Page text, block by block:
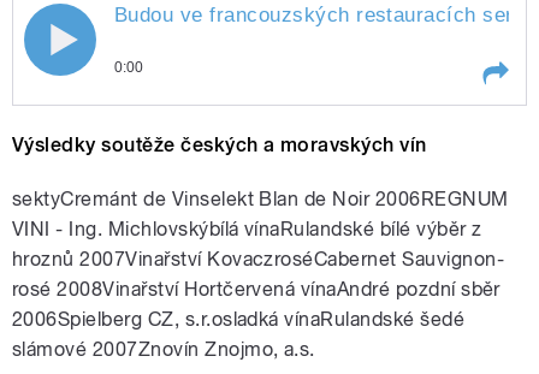
pause
Budou ve francouzských restauracích
0:00
servírovat česká
Výsledky soutěže českých a moravských vín
sektyCremánt de Vinselekt Blan de Noir 2006REGNUM
VINI - Ing. Michlovskýbílá vínaRulandské bílé výběr z
hroznů 2007Vinařství KovaczroséCabernet Sauvignon-
rosé 2008Vinařství Hortčervená vínaAndré pozdní sběr
2006Spielberg CZ, s.r.osladká vínaRulandské šedé
slámové 2007Znovín Znojmo, a.s.